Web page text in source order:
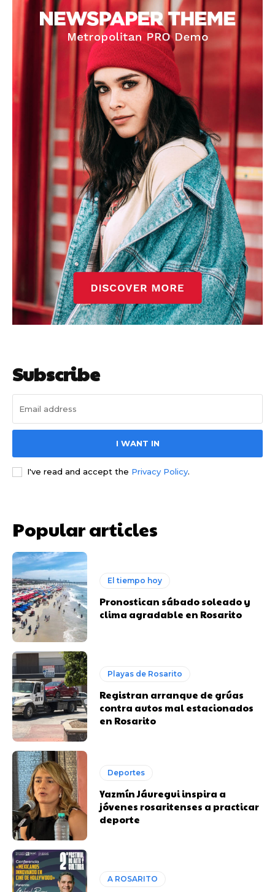
Subscribe
I WANT IN
I've read and accept the Privacy Policy.
Popular articles
El tiempo hoy
Pronostican sábado soleado y
clima agradable en Rosarito
Playas de Rosarito
Registran arranque de grúas
contra autos mal estacionados
en Rosarito
Deportes
Yazmín Jáuregui inspira a
jóvenes rosaritenses a practicar
deporte
A ROSARITO